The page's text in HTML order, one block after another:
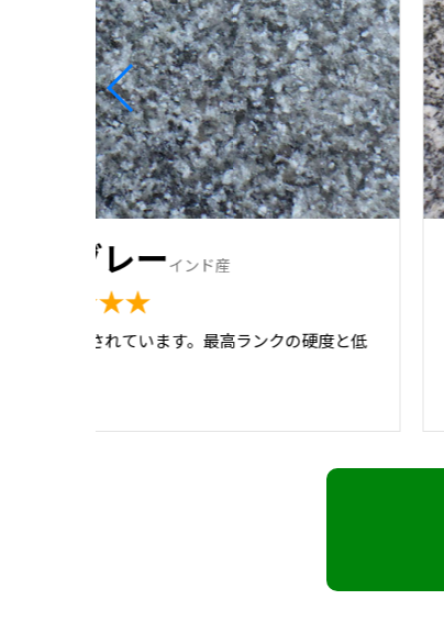
ングレーインド産
★★★★★
国で使用されています。最高ランクの硬度と低